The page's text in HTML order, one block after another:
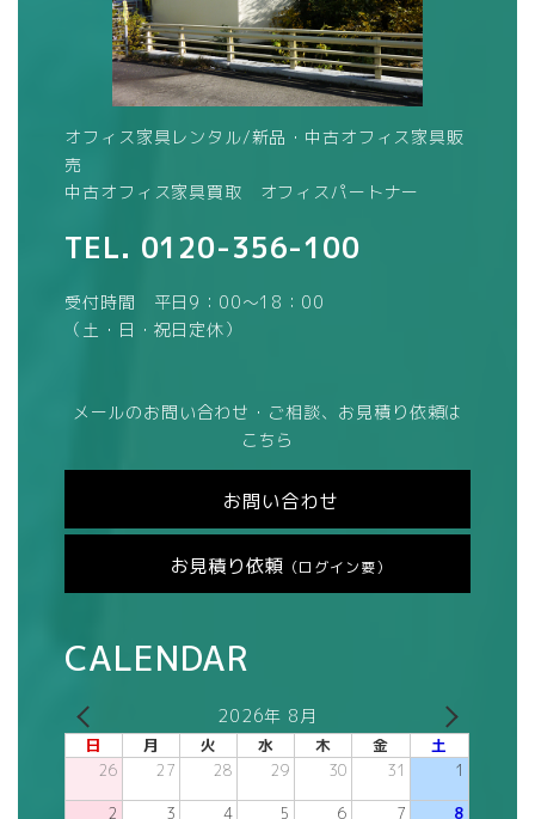
オフィス家具レンタル/新品・中古オフィス家具販
売
中古オフィス家具買取 オフィスパートナー
TEL. 0120-356-100
受付時間 平日9：00～18：00
（土・日・祝日定休）
メールのお問い合わせ・ご相談、お見積り依頼は
こちら
お問い合わせ
お見積り依頼 （ログイン要）
CALENDAR
2026年 8月
日 月 火 水 木 金 土
26 27 28 29 30 31 1
2 3 4 5 6 7 8